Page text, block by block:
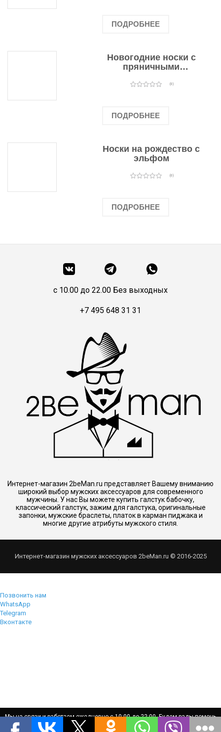
ПОДРОБНЕЕ
Новогодние носки с
пряничными
(0)
ПОДРОБНЕЕ
Носки на рождество с
эльфом
(0)
ПОДРОБНЕЕ
c 10.00 до 22.00 Без выходных
+7 495 648 31 31
Интернет-магазин 2beMan.ru представляет Вашему вниманию
широкий выбор мужских аксессуаров для современного
мужчины. У нас Вы можете купить галстук бабочку,
классический галстук, зажим для галстука, оригинальные
запонки, мужские браслеты, платок в карман пиджака и
многие другие атрибуты мужского стиля.
Интернет-магазин мужских аксессуаров 2beMan.ru © 2016-2025
Мы на связи и работаем ежедневно с 10:00 до 22:00. Будем рады помочь
вам!
Мы на связи и работаем ежедневно с 10:00 до 22:00. Будем рады помочь
вам!
Позвонить нам
WhatsApp
Telegram
Вконтакте